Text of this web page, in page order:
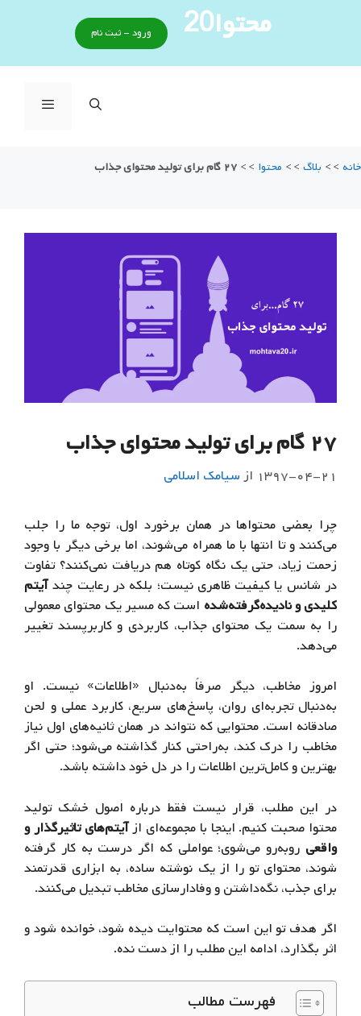
محتوا20 ورود - ثبت نام
خانه >> بلاگ >> محتوا >> ۲۷ گام برای تولید محتوای جذاب
۲۷ گام برای تولید محتوای جذاب
۱۳۹۷-۰۴-۲۱ ازسيامك اسلامي
چرا بعضی محتواها در همان برخورد اول، توجه ما را جلب
می‌کنند و تا انتها با ما همراه می‌شوند، اما برخی دیگر با وجود
زحمت زیاد، حتی یک نگاه کوتاه هم دریافت نمی‌کنند؟ تفاوت
در شانس یا کیفیت ظاهری نیست؛ بلکه در رعایت چندآیتم
کلیدی و نادیده‌گرفته‌شده است که مسیر یک محتوای معمولی
را به سمت یک محتوای جذاب، کاربردی و کاربرپسند تغییر
می‌دهد.
امروز مخاطب، دیگر صرفاً به‌دنبال «اطلاعات» نیست. او
به‌دنبال تجربه‌ای روان، پاسخ‌های سریع، کاربرد عملی و لحن
صادقانه است. محتوایی که نتواند در همان ثانیه‌های اول نیاز
مخاطب را درک کند، به‌راحتی کنار گذاشته می‌شود؛ حتی اگر
بهترین و کامل‌ترین اطلاعات را در دل خود داشته باشد.
در این مطلب، قرار نیست فقط درباره اصول خشک تولید
محتوا صحبت کنیم. اینجا با مجموعه‌ای ازآیتم‌های تاثیرگذار و
واقعی روبه‌رو می‌شوی؛ عواملی که اگر درست به کار گرفته
شوند، محتوای تو را از یک نوشته ساده، به ابزاری قدرتمند
برای جذب، نگه‌داشتن و وفادارسازی مخاطب تبدیل می‌کنند.
اگر هدف تو این است که محتوایت دیده شود، خوانده شود و
اثر بگذارد، ادامه این مطلب را از دست نده.
فهرست مطالب